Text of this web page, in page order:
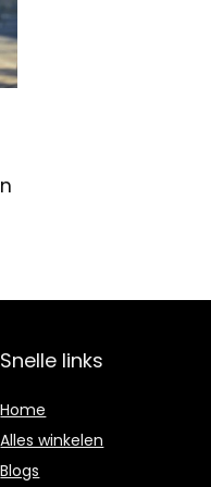
Snelle links
Home
Alles winkelen
Blogs